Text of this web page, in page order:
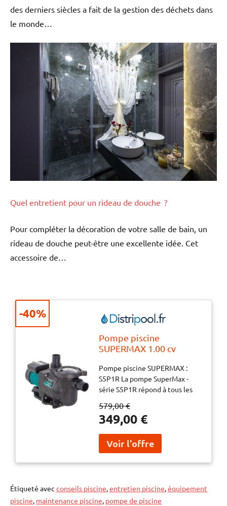
des derniers siècles a fait de la gestion des déchets dans
le monde…
Quel entretient pour un rideau de douche ?
Pour compléter la décoration de votre salle de bain, un
rideau de douche peut-être une excellente idée. Cet
accessoire de…
Pompe piscine
SUPERMAX 1.00 cv
Pompe piscine SUPERMAX :
S5P1R La pompe SuperMax -
série S5P1R répond à tous les
piscine, spa ou jeux d’eau. Elle
possède un bon rendement
énergétique, est infiniment
silencieuse et très simple à
entretenir. De plus, elle est
fabriquée avec des matériaux
579,00 €
349,00 €
-40%
Étiqueté avec conseils piscine,entretien piscine,équipement
piscine, maintenance piscine, pompe de piscine